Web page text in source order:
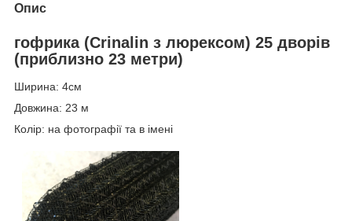
Опис
гофрика (Crinalin з люрексом) 25 дворів
(приблизно 23 метри)
Ширина: 4см
Довжина: 23 м
Колір: на фотографії та в імені